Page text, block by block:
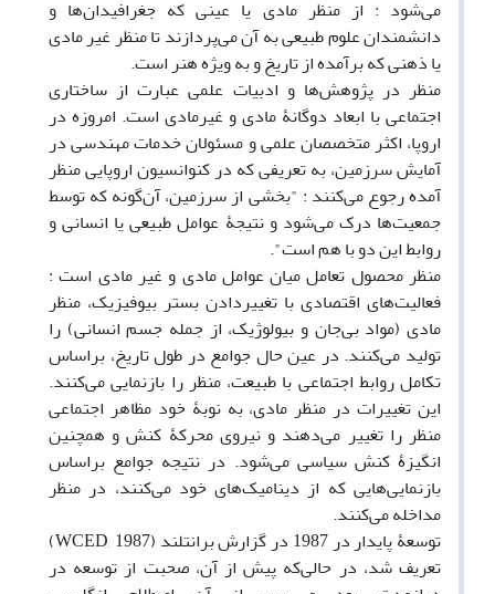
می‌‌شود : از منظر مادی یا عینی که جغرافیدان‌ها و
دانشمندان علوم طبیعی به آن می‌پردازند تا منظر غیر مادی
یا ذهنی که برآمده از تاریخ و به ویژه هنر است.
منظر در پژوهش‌ها و ادبیات علمی عبارت از ساختاری
اجتماعی با ابعاد دوگانۀ مادی و غیرمادی است. امروزه در
اروپا، اکثر متخصصان علمی و مسئولان خدمات مهندسی در
آمایش سرزمین، به تعریفی که در کنوانسیون اروپایی منظر
آمده رجوع می‌کنند : "بخشی از سرزمین، آن‌گونه که توسط
جمعیت‌ها درک می‌شود و نتیجۀ عوامل طبیعی یا انسانی و
روابط این دو با هم است".
منظر محصول تعامل میان عوامل مادی و غیر مادی است :
فعالیت‌های اقتصادی با تغییردادن بستر بیوفیزیک، منظر
مادی (مواد بی‌جان و بیولوژیک، از جمله جسم انسانی) را
تولید می‌کنند. در عین حال جوامع در طول تاریخ، براساس
تکامل روابط اجتماعی با طبیعت، منظر را بازنمایی می‌کنند.
این تغییرات در منظر مادی، به نوبۀ خود مظاهر اجتماعی
منظر را تغییر می‌دهند و نیروی محرکۀ کنش و همچنین
انگیزۀ کنش سیاسی می‌شود. در نتیجه جوامع براساس
بازنمایی‌هایی که از دینامیک‌های خود می‌کنند، در منظر
مداخله می‌کنند.
توسعۀ پایدار در 1987 در گزارش برانتلند (WCED, 1987)
تعریف شد، در حالی‌که پیش از آن، صحبت از توسعه در